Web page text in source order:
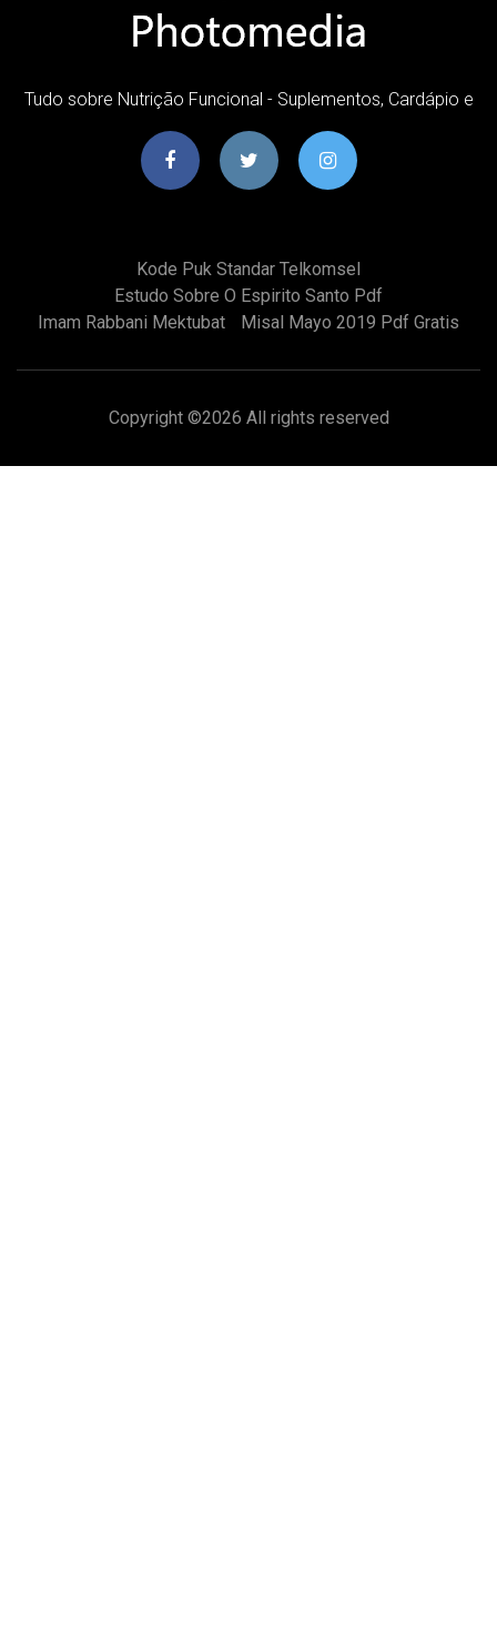
Tudo sobre Nutrição Funcional - Suplementos, Cardápio e
Kode Puk Standar Telkomsel
Estudo Sobre O Espirito Santo Pdf
Imam Rabbani Mektubat
Misal Mayo 2019 Pdf Gratis
Copyright ©2026 All rights reserved